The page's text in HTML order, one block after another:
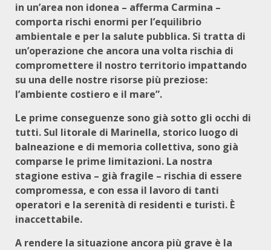
in un’area non idonea – afferma Carmina –
comporta rischi enormi per l’equilibrio
ambientale e per la salute pubblica. Si tratta di
un’operazione che ancora una volta rischia di
compromettere il nostro territorio impattando
su una delle nostre risorse più preziose:
l’ambiente costiero e il mare”.
Le prime conseguenze sono già sotto gli occhi di
tutti. Sul litorale di Marinella, storico luogo di
balneazione e di memoria collettiva, sono già
comparse le prime limitazioni. La nostra
stagione estiva – già fragile – rischia di essere
compromessa, e con essa il lavoro di tanti
operatori e la serenità di residenti e turisti. È
inaccettabile.
A rendere la situazione ancora più grave è la